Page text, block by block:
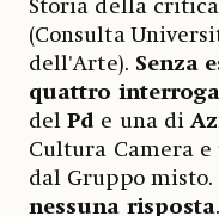
Storia della
(Consulta
dell'Arte). Senza
quattro
delPd e una di
Cultura Camera e
dal Gruppo misto.
nessuna risposta